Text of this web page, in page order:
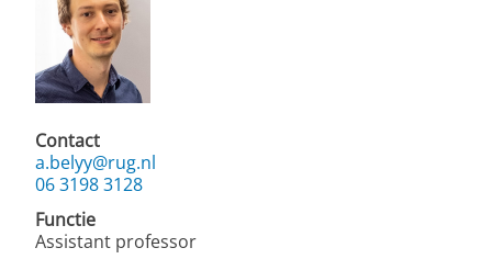
Contact
a.belyy@rug.nl
06 3198 3128
Functie
Assistant professor